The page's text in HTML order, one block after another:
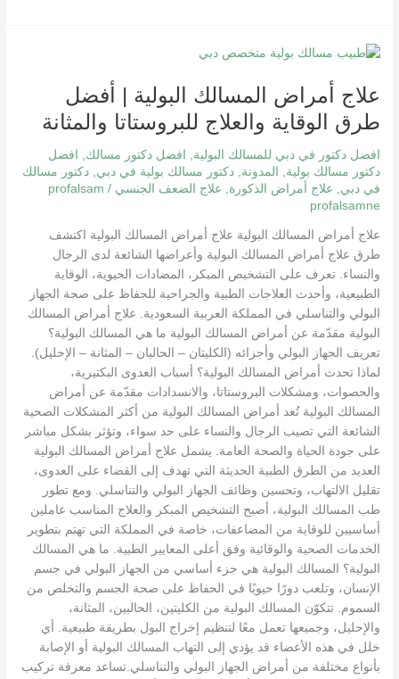
علاج أمراض المسالك البولية | أفضل
طرق الوقاية والعلاج للبروستاتا والمثانة
افضل دكتور في دبي للمسالك البولية افضل دكتور مسالك
افضل
دكتور مسالك بولية
المدونة ,دكتور مسالك بولية في دبي ,دكتور مسالك
في دبي
علاج أمراض الذكورة علاج الضعف الجنسي /
profalsam
profalsamne
علاج أمراض المسالك البولية علاج أمراض المسالك البولية اكتشف
طرق علاج أمراض المسالك البولية وأعراضها الشائعة لدى الرجال
والنساء. تعرف على التشخيص المبكر، المضادات الحيوية، الوقاية
الطبيعية، وأحدث العلاجات الطبية والجراحية للحفاظ على صحة الجهاز
البولي والتناسلي في المملكة العربية السعودية. علاج أمراض المسالك
البولية مقدّمة عن أمراض المسالك البولية ما هي المسالك البولية؟
تعريف الجهاز البولي وأجزائه (الكليتان – الحالبان – المثانة – الإحليل).
لماذا تحدث أمراض المسالك البولية؟ أسباب العدوى البكتيرية،
والحصوات، ومشكلات البروستاتا، والانسدادات مقدّمة عن أمراض
المسالك البولية تُعد أمراض المسالك البولية من أكثر المشكلات الصحية
الشائعة التي تصيب الرجال والنساء على حد سواء، وتؤثر بشكل مباشر
على جودة الحياة والصحة العامة. يشمل علاج أمراض المسالك البولية
العديد من الطرق الطبية الحديثة التي تهدف إلى القضاء على العدوى،
تقليل الالتهاب، وتحسين وظائف الجهاز البولي والتناسلي. ومع تطور
طب المسالك البولية، أصبح التشخيص المبكر والعلاج المناسب عاملين
أساسيين للوقاية من المضاعفات، خاصة في المملكة التي تهتم بتطوير
الخدمات الصحية والوقائية وفق أعلى المعايير الطبية. ما هي المسالك
البولية؟ المسالك البولية هي جزء أساسي من الجهاز البولي في جسم
الإنسان، وتلعب دورًا حيويًا في الحفاظ على صحة الجسم والتخلص من
السموم. تتكوّن المسالك البولية من الكليتين، الحالبين، المثانة،
والإحليل، وجميعها تعمل معًا لتنظيم إخراج البول بطريقة طبيعية. أي
خلل في هذه الأعضاء قد يؤدي إلى التهاب المسالك البولية أو الإصابة
بأنواع مختلفة من أمراض الجهاز البولي والتناسلي.تساعد معرفة تركيب
علاج
المسالك
البولية
|
أفضل
طرق
الوقاية
والعلاج
للبروستاتا
والمثانة